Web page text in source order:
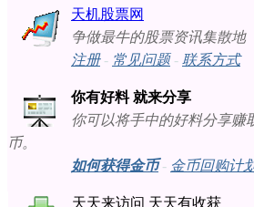
天机股票网
争做最牛的股票资讯集散地
注册- 常见问题- 联系方式
你有好料 就来分享
你可以将手中的好料分享赚
币。
如何获得金币- 金币回购计
天天来访问 天天有收获